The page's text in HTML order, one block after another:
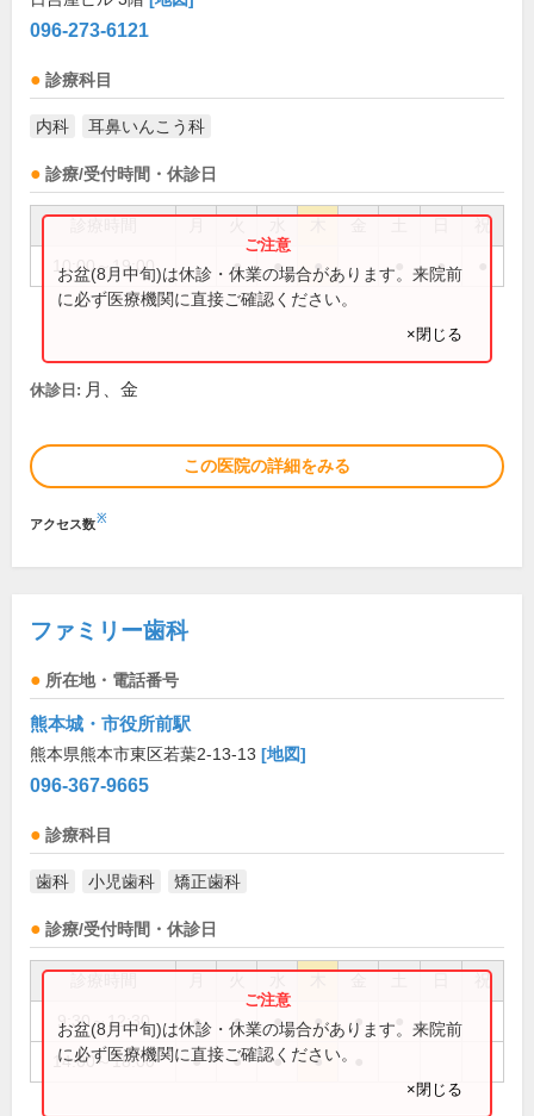
096-273-6121
診療科目
内科 耳鼻いんこう科
診療/受付時間・休診日
祝
10:00～19:00 ● ● ● ●
お盆(8月中旬)は休診・休業の場合があります。来院前
に必ず医療機関に直接ご確認ください。
×閉じる
休診日: 月、金
この医院の詳細をみる
アクセス数※
ファミリー歯科
所在地・電話番号
熊本城・市役所前駅
熊本県熊本市東区若葉2-13-13 [地図]
096-367-9665
診療科目
歯科 小児歯科 矯正歯科
診療/受付時間・休診日
祝
9:30～12:30 ● ● ● ● ●
14:00～18:00 ● ● ● ●
お盆(8月中旬)は休診・休業の場合があります。来院前
に必ず医療機関に直接ご確認ください。
×閉じる